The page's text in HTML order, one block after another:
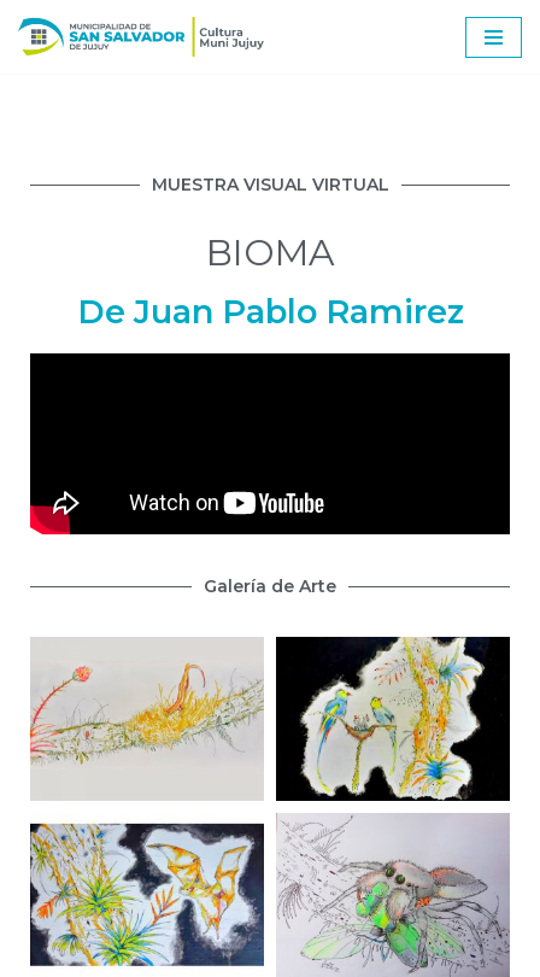
MUESTRA VISUAL VIRTUAL
BIOMA
De Juan Pablo Ramirez
Galería de Arte